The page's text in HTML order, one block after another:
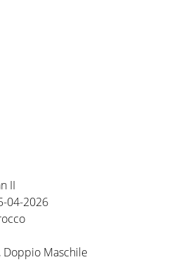
II
04-2026
Doppio Maschile